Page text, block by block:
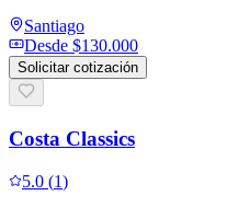
Santiago
Desde $130.000
Solicitar cotización
Costa Classics
5.0 (1)